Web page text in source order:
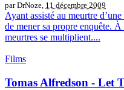
par DrNoze, 11 décembre 2009
Ayant assisté au meurtre
de mener sa propre enquête.
meurtres se multiplient....
Films
Tomas Alfredson - Let